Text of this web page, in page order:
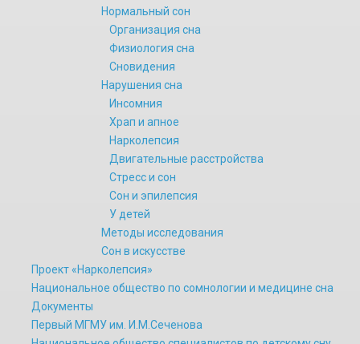
Нормальный сон
Организация сна
Физиология сна
Сновидения
Нарушения сна
Инсомния
Храп и апное
Нарколепсия
Двигательные расстройства
Стресс и сон
Сон и эпилепсия
У детей
Методы исследования
Сон в искусстве
Проект «Нарколепсия»
Национальное общество по сомнологии и медицине сна
Документы
Первый МГМУ им. И.М.Сеченова